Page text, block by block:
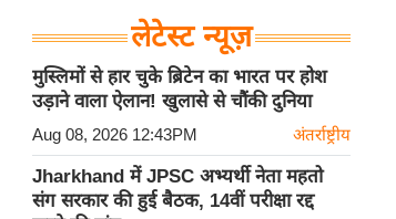
लेटेस्ट न्यूज़
मुस्लिमों से हार चुके ब्रिटेन का भारत पर होश
उड़ाने वाला ऐलान! खुलासे से चौंकी दुनिया
Aug 08, 2026 12:43PM अंतर्राष्ट्रीय
Jharkhand में JPSC अभ्यर्थी नेता महतो
संग सरकार की हुई बैठक, 14वीं परीक्षा रद्द